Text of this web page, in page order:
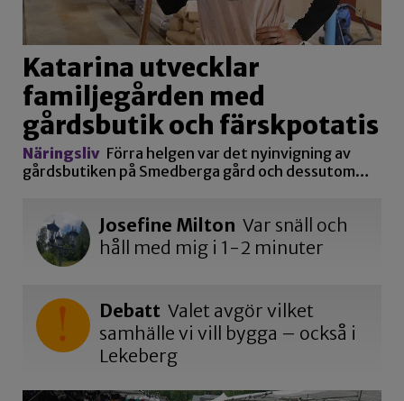
Katarina utvecklar
familjegården med
gårdsbutik och färskpotatis
Näringsliv Förra helgen var det nyinvigning av
gårdsbutiken på Smedberga gård och dessutom…
Josefine Milton Var snäll och
håll med mig i 1-2 minuter
Debatt Valet avgör vilket
samhälle vi vill bygga – också i
Lekeberg